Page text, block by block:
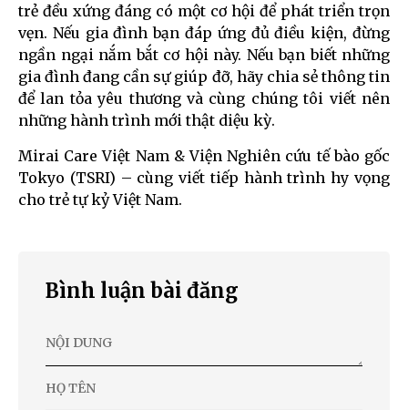
trẻ đều xứng đáng có một cơ hội để phát triển trọn
vẹn. Nếu gia đình bạn đáp ứng đủ điều kiện, đừng
ngần ngại nắm bắt cơ hội này. Nếu bạn biết những
gia đình đang cần sự giúp đỡ, hãy chia sẻ thông tin
để lan tỏa yêu thương và cùng chúng tôi viết nên
những hành trình mới thật diệu kỳ.
Mirai Care Việt Nam & Viện Nghiên cứu tế bào gốc
Tokyo (TSRI) – cùng viết tiếp hành trình hy vọng
cho trẻ tự kỷ Việt Nam.
Bình luận bài đăng